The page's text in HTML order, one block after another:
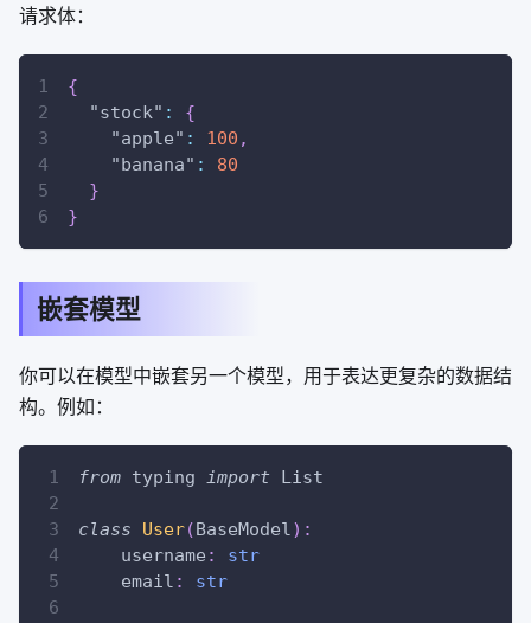
请求体：
{
"stock" :
{
"apple" : 100 ,
"banana" :
80
}
}
嵌套模型
你可以在模型中嵌套另一个模型，用于表达更复杂的数据结
构。例如：
from typing import List
class User(BaseModel) :
    username
:
str
    email
: str